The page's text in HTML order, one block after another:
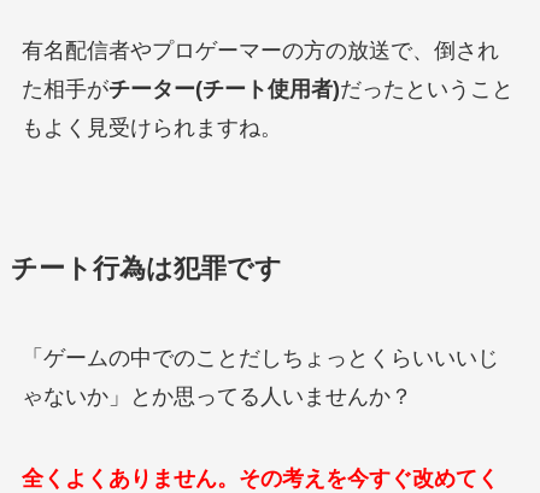
有名配信者やプロゲーマーの方の放送で、倒され
た相手がチーター(チート使用者)だったということ
もよく見受けられますね。
チート行為は犯罪です
「ゲームの中でのことだしちょっとくらいいいじ
ゃないか」とか思ってる人いませんか？
全くよくありません。その考えを今すぐ改めてく